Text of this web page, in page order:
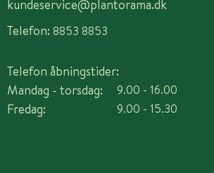
kundeservice@plantorama.dk
Telefon: 8853 8853
Telefon åbningstider:
Mandag - torsdag:
Fredag:
9.00 - 16.00
9.00 - 15.30